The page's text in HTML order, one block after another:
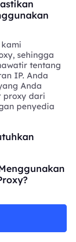
sehingga
tentang
IP. Anda
Anda
proxy dari
penyedia